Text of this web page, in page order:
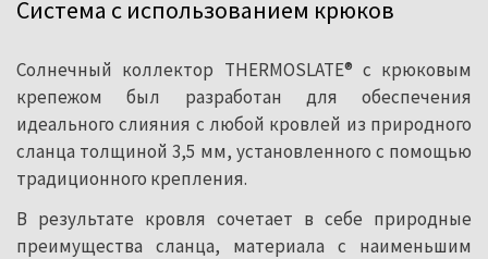
природного сланца.
Система с использованием крюков
Солнечный коллектор THERMOSLATE® с крюковым
крепежом был разработан для обеспечения
идеального слияния с любой кровлей из природного
сланца толщиной 3,5 мм, установленного с помощью
традиционного крепления.
В результате кровля сочетает в себе природные
преимущества сланца, материала с наименьшим